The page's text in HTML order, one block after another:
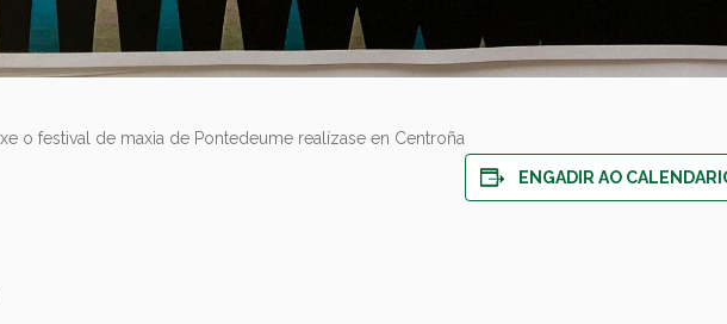
o festival de maxia de Pontedeume realízase en Centroña
ENGADIR AO